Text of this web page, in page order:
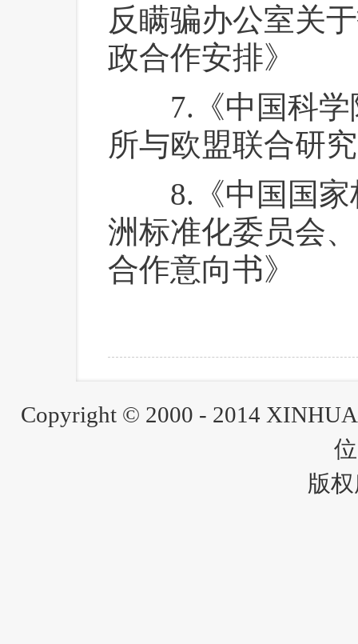
反瞒骗办公室关
政合作安排》
7.《中国科学
所与欧盟联合研
8.《中国国家
洲标准化委员会
合作意向书》
Copyright © 2000 - 2014
版